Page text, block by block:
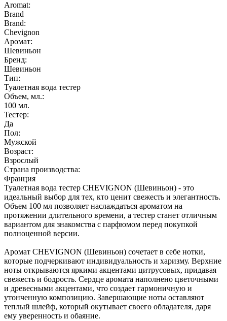
Aromat:
Brand
Brand:
Chevignon
Аромат:
Шевиньон
Бренд:
Шевиньон
Тип:
Туалетная вода тестер
Объем, мл.:
100 мл.
Тестер:
Да
Пол:
Мужской
Возраст:
Взрослый
Страна производства:
Франция
Туалетная вода тестер CHEVIGNON (Шевиньон) - это
идеальный выбор для тех, кто ценит свежесть и элегантность.
Объем 100 мл позволяет наслаждаться ароматом на
протяжении длительного времени, а тестер станет отличным
вариантом для знакомства с парфюмом перед покупкой
полноценной версии.
Аромат CHEVIGNON (Шевиньон) сочетает в себе нотки,
которые подчеркивают индивидуальность и харизму. Верхние
ноты открываются яркими акцентами цитрусовых, придавая
свежесть и бодрость. Сердце аромата наполнено цветочными
и древесными акцентами, что создает гармоничную и
утонченную композицию. Завершающие ноты оставляют
теплый шлейф, который окутывает своего обладателя, даря
ему уверенность и обаяние.